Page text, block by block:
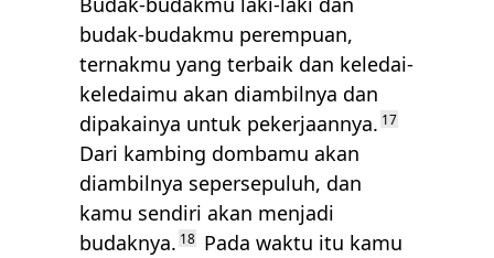
budak-budakmu perempuan,
ternakmu yang terbaik dan keledai-
keledaimu akan diambilnya dan
dipakainya untuk pekerjaannya. 17
Dari kambing dombamu akan
diambilnya sepersepuluh, dan
kamu sendiri akan menjadi
budaknya. 18 Pada waktu itu kamu